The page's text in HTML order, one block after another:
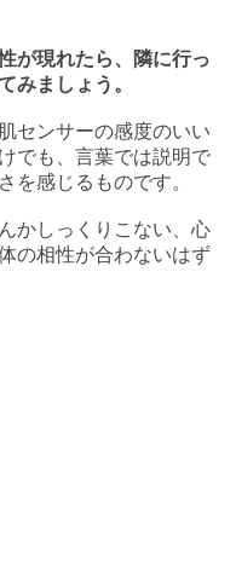
が現れたら、隣に行っ
みましょう。
センサーの感度のいい
でも、言葉では説明で
を感じるものです。
かしっくりこない、心
の相性が合わないはず